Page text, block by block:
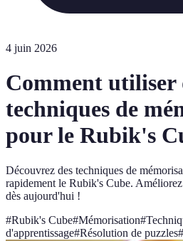
4 juin 2026
Comment utiliser
techniques de
pour le Rubik's
Découvrez des techniques de
rapidement le Rubik's Cube.
dès aujourd'hui !
#Rubik's Cube#Mémorisation#
d'apprentissage#Résolution de puzzles#